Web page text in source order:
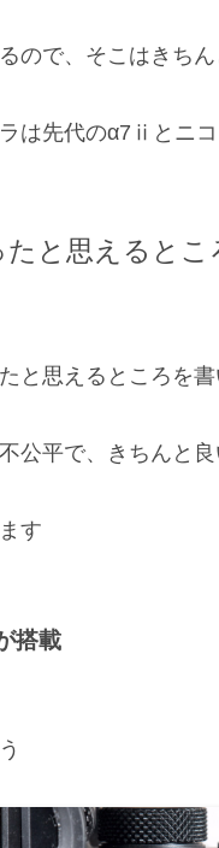
ので、そこはきち
は先代のα7ⅱとニ
と思えるとこ
と思えるところを
公平で、きちんと
す
搭載